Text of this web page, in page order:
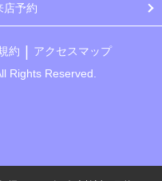
店予約
約
アクセスマップ
Rights Reserved.